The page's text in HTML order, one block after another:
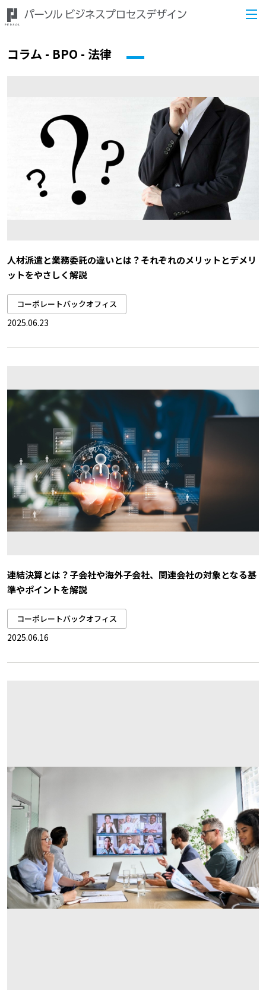
コラム - BPO - 法律
人材派遣と業務委託の違いとは？それぞれのメリットとデメリ
ットをやさしく解説
コーポレートバックオフィス
2025.06.23
連結決算とは？子会社や海外子会社、関連会社の対象となる基
準やポイントを解説
コーポレートバックオフィス
2025.06.16